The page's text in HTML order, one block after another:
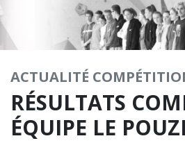
ACTUALITÉ
RÉSULTATS
ÉQUIPE LE